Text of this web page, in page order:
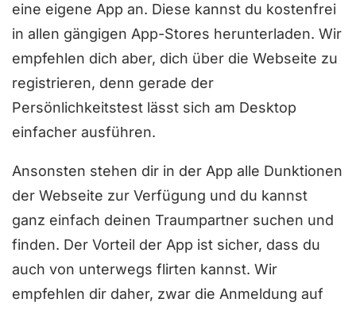
v
o
n
5
eine eigene App an. Diese kannst du kostenfrei
in allen gängigen App-Stores herunterladen. Wir
empfehlen dich aber, dich über die Webseite zu
registrieren, denn gerade der
Persönlichkeitstest lässt sich am Desktop
einfacher ausführen.
Ansonsten stehen dir in der App alle Dunktionen
der Webseite zur Verfügung und du kannst
ganz einfach deinen Traumpartner suchen und
finden. Der Vorteil der App ist sicher, dass du
auch von unterwegs flirten kannst. Wir
empfehlen dir daher, zwar die Anmeldung auf